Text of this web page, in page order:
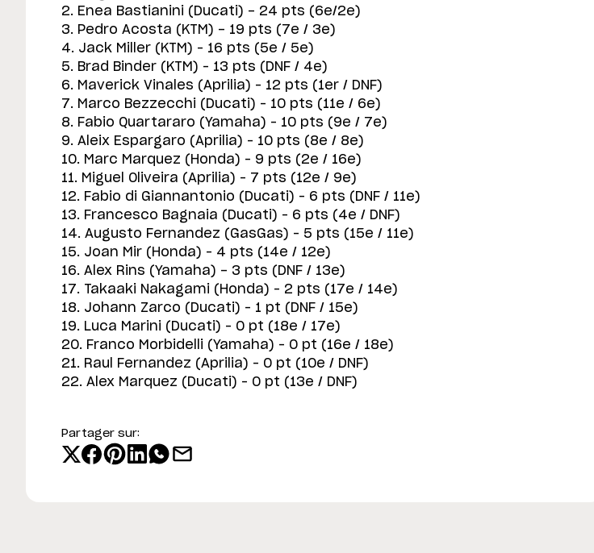
2. Enea Bastianini (Ducati) - 24 pts (6e/2e)
3. Pedro Acosta (KTM) - 19 pts (7e / 3e)
4. Jack Miller (KTM) – 16 pts (5e / 5e)
5. Brad Binder (KTM) – 13 pts (DNF / 4e)
6. Maverick Vinales (Aprilia) – 12 pts (1er / DNF)
7. Marco Bezzecchi (Ducati) – 10 pts (11e / 6e)
8. Fabio Quartararo (Yamaha) – 10 pts (9e / 7e)
9. Aleix Espargaro (Aprilia) – 10 pts (8e / 8e)
10. Marc Marquez (Honda) – 9 pts (2e / 16e)
11. Miguel Oliveira (Aprilia) – 7 pts (12e / 9e)
12. Fabio di Giannantonio (Ducati) – 6 pts (DNF / 11e)
13. Francesco Bagnaia (Ducati) – 6 pts (4e / DNF)
14. Augusto Fernandez (GasGas) – 5 pts (15e / 11e)
15. Joan Mir (Honda) – 4 pts (14e / 12e)
16. Alex Rins (Yamaha) - 3 pts (DNF / 13e)
17. Takaaki Nakagami (Honda) – 2 pts (17e / 14e)
18. Johann Zarco (Ducati) – 1 pt (DNF / 15e)
19. Luca Marini (Ducati) – 0 pt (18e / 17e)
20. Franco Morbidelli (Yamaha) – 0 pt (16e / 18e)
21. Raul Fernandez (Aprilia) – 0 pt (10e / DNF)
22. Alex Marquez (Ducati) – 0 pt (13e / DNF)
Partager sur: